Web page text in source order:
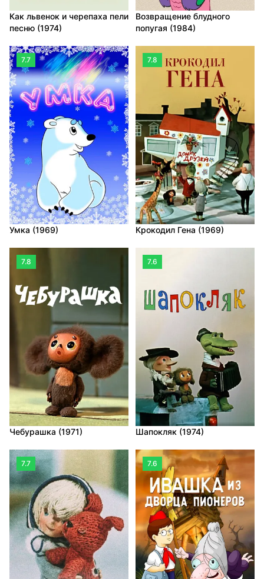
Как львенок и черепаха пели
песню (1974)
Возвращение блудного
попугая (1984)
7.7
Умка (1969)
7.8
Крокодил Гена (1969)
7.8
Чебурашка (1971)
7.6
Шапокляк (1974)
7.7 7.6